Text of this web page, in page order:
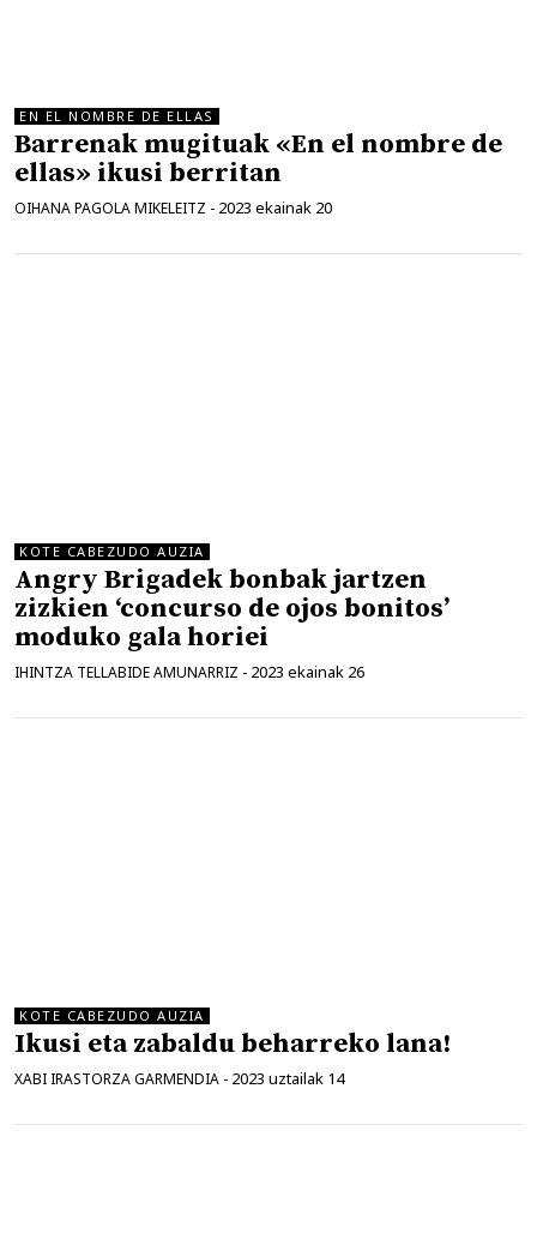
EN EL NOMBRE DE ELLAS
Barrenak mugituak «En el nombre de
ellas» ikusi berritan
OIHANA PAGOLA MIKELEITZ - 2023 ekainak 20
KOTE CABEZUDO AUZIA
Angry Brigadek bonbak jartzen
zizkien ‘concurso de ojos bonitos’
moduko gala horiei
IHINTZA TELLABIDE AMUNARRIZ - 2023 ekainak 26
KOTE CABEZUDO AUZIA
Ikusi eta zabaldu beharreko lana!
XABI IRASTORZA GARMENDIA - 2023 uztailak 14